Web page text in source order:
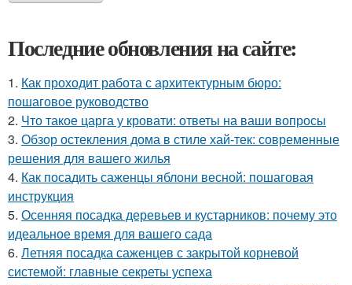
Последние обновления на сайте:
1. Как проходит работа с архитектурным бюро:
пошаговое руководство
2. Что такое царга у кровати: ответы на ваши вопросы
3. Обзор остекления дома в стиле хай-тек: современные
решения для вашего жилья
4. Как посадить саженцы яблони весной: пошаговая
инструкция
5. Осенняя посадка деревьев и кустарников: почему это
идеальное время для вашего сада
6. Летняя посадка саженцев с закрытой корневой
системой: главные секреты успеха